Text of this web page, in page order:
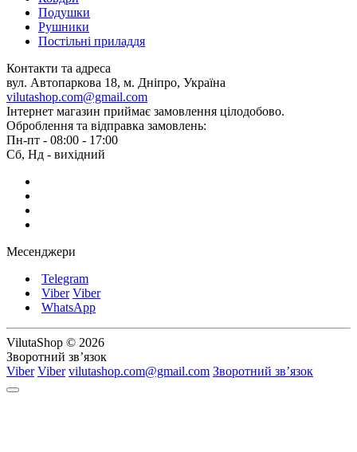
Подушки
Рушники
Постільні приладдя
Контакти та адреса
вул. Автопаркова 18, м. Дніпро, Україна
vilutashop.com@gmail.com
Інтернет магазин приймає замовлення цілодобово.
Оброблення та відправка замовлень:
Пн-пт - 08:00 - 17:00
Сб, Нд - вихідний
Месенджери
Telegram
Viber Viber
WhatsApp
VilutaShop © 2026
Зворотний зв’язок
Viber Viber vilutashop.com@gmail.com Зворотний зв’язок